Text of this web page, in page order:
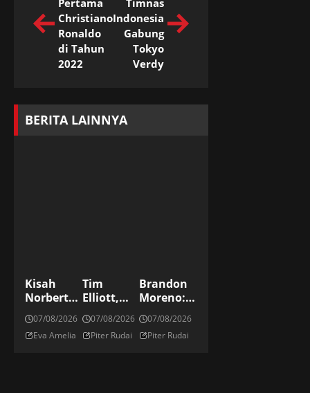
Christiano
Ronaldo
di Tahun
2022
Indonesia
Gabung
Tokyo
Verdy
BERITA LAINNYA
Kisah
Norberto
Alonso
Menulis
Ulang
07/08/2026
Eva Amelia
Tim
Elliott,
Sang
Pengacau
Di Kelas
07/08/2026
Piter Rudai
Brandon
Moreno:
Petarung
Meksiko
Di Divisi
07/08/2026
Piter Rudai